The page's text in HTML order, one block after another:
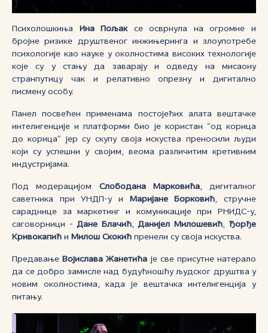
Психолошкиња Ина Пољаксе осврнула на огромне и
бројне ризике друштвеног инжињеринга и злоупотребе
психологије као науке у околностима високих технологије
које су у стању да заварају и одведу на мисаону
странпутицу чак и релативно опрезну и дигитално
писмену особу.
Панел посвећен применама постојећих алата вештачке
интелигенције и платформи био је користан “од корица
до корица” јер су скупу своја искуства преносили људи
који су успешни у својим, веома различитим кретивним
индустријама.
Под модерацијом Слободана Марковића, дигиталног
саветника при УНДП-у и
Маријане Борковић, стручне
сараднице за маркетинг и комуникације при РНИДС-у,
саговорници - Дане Блачић, Данијел Милошевић, Ђорђе
Кривокапић и Милош Скокић пренели су своја искуства.
Предавање Војислава Жанетића је све присутне натерало
да се добро замисле над будућношћу људског друштва у
новим околностима, када је вештачка интелигенција у
питању.